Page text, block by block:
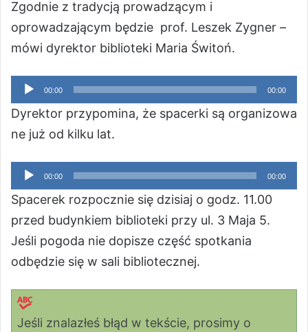
Zgodnie z tradycją prowadzącym i
oprowadzającym będzie prof. Leszek Zygner –
mówi dyrektor biblioteki Maria Świtoń.
Odtwarzacz
plików
dźwiękowych
00:00 00:00
Dyrektor przypomina, że spacerki są organizowa
ne już od kilku lat.
Odtwarzacz
plików
dźwiękowych
00:00 00:00
Spacerek rozpocznie się dzisiaj o godz. 11.00
przed budynkiem biblioteki przy ul. 3 Maja 5.
Jeśli pogoda nie dopisze część spotkania
odbędzie się w sali bibliotecznej.
Jeśli znalazłeś błąd w tekście, prosimy o